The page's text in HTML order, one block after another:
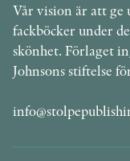
Vår vision är att ge
fackböcker under
skönhet. Förlaget
Johnsons stiftelse